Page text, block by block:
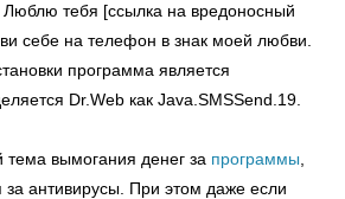
тебя [ссылка на вредоносный
себе на телефон в знак моей любви.
программа является
Dr.Web как Java.SMSSend.19.
тема вымогания денег за программы
антивирусы. При этом даже если